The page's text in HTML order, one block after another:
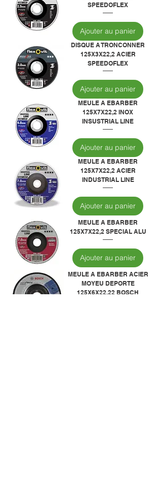
SPEEDOFLEX
Ajouter au panier
DISQUE A TRONCONNER
125X3X22,2 ACIER
SPEEDOFLEX
Ajouter au panier
MEULE A EBARBER
125X7X22,2 INOX
INSUSTRIAL LINE
Ajouter au panier
MEULE A EBARBER
125X7X22,2 ACIER
INDUSTRIAL LINE
Ajouter au panier
MEULE A EBARBER
125X7X22,2 SPECIAL ALU
Ajouter au panier
MEULE A EBARBER ACIER
MOYEU DEPORTE
125X6X22,22 BOSCH